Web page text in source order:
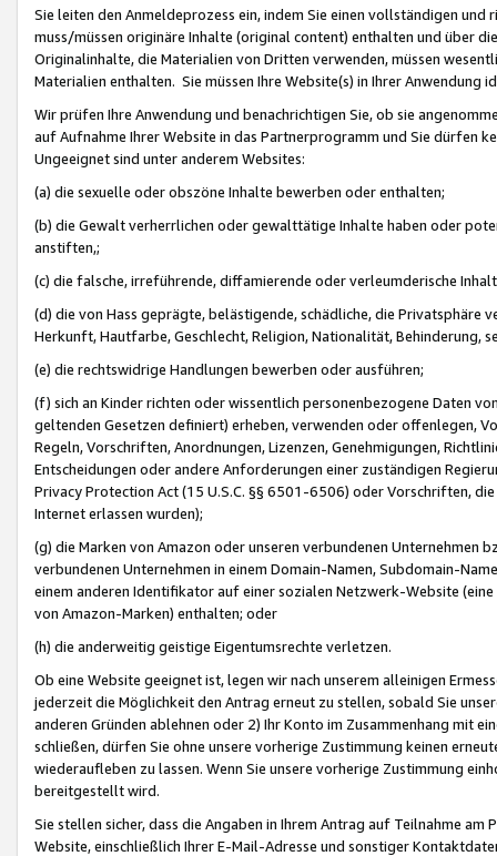
Sie leiten den Anmeldeprozess ein, indem Sie einen vollständigen
muss/müssen originäre Inhalte (original content) enthalten und über
Originalinhalte, die Materialien von Dritten verwenden, müssen
Materialien enthalten. Sie müssen Ihre Website(s) in Ihrer Anwendung
Wir prüfen Ihre Anwendung und benachrichtigen Sie, ob sie
auf Aufnahme Ihrer Website in das Partnerprogramm und Sie dürfen
Ungeeignet sind unter anderem Websites:
(a) die sexuelle oder obszöne Inhalte bewerben oder enthalten;
(b) die Gewalt verherrlichen oder gewalttätige Inhalte haben oder
anstiften,;
(c) die falsche, irreführende, diffamierende oder verleumderische
(d) die von Hass geprägte, belästigende, schädliche, die Privatsphäre
Herkunft, Hautfarbe, Geschlecht, Religion, Nationalität, Behinderung,
(e) die rechtswidrige Handlungen bewerben oder ausführen;
(f) sich an Kinder richten oder wissentlich personenbezogene Daten
geltenden Gesetzen definiert) erheben, verwenden oder offenlegen,
Regeln, Vorschriften, Anordnungen, Lizenzen, Genehmigungen,
Entscheidungen oder andere Anforderungen einer zuständigen
Privacy Protection Act (15 U.S.C. §§ 6501-6506) oder Vorschriften,
Internet erlassen wurden);
(g) die Marken von Amazon oder unseren verbundenen Unternehmen
verbundenen Unternehmen in einem Domain-Namen, Subdomain-
einem anderen Identifikator auf einer sozialen Netzwerk-Website
von Amazon-Marken) enthalten; oder
(h) die anderweitig geistige Eigentumsrechte verletzen.
Ob eine Website geeignet ist, legen wir nach unserem alleinigen
jederzeit die Möglichkeit den Antrag erneut zu stellen, sobald Sie
anderen Gründen ablehnen oder 2) Ihr Konto im Zusammenhang mit
schließen, dürfen Sie ohne unsere vorherige Zustimmung keinen
wiederaufleben zu lassen. Wenn Sie unsere vorherige Zustimmung
bereitgestellt wird.
Sie stellen sicher, dass die Angaben in Ihrem Antrag auf Teilnahme
Website, einschließlich Ihrer E-Mail-Adresse und sonstiger